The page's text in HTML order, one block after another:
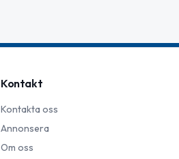
Kontakt
Kontakta oss
Annonsera
Om oss